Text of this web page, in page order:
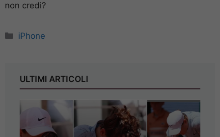
non credi?
Categorie
iPhone
ULTIMI ARTICOLI